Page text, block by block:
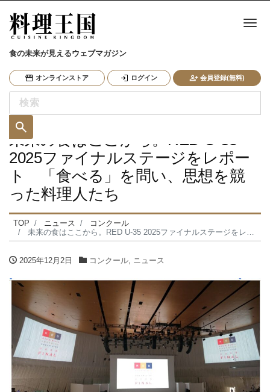
食の未来が見えるウェブマガジン
オンラインストア ログイン 会員登録(無料)
ナ
未来の食はここから。RED U-35
2025ファイナルステージをレポー
ト 「食べる」を問い、思想を競
った料理人たち
TOP ニュース
コンクール
未来の食はここから。RED U-35 2025ファイナルステージをレポート 「食べる」を問い、思想を競った料理人たち
2025年12月2日 コンクール, ニュース